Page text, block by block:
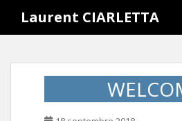
i
Laurent CIARLETTA